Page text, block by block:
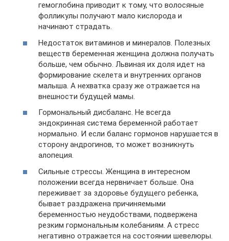
гемоглобина приводит к тому, что волосяные
фолликулы получают мало кислорода и
начинают страдать.
Недостаток витаминов и минералов. Полезных
веществ беременная женщина должна получать
больше, чем обычно. Львиная их доля идет на
формирование скелета и внутренних органов
малыша. А нехватка сразу же отражается на
внешности будущей мамы.
Гормональный дисбаланс. Не всегда
эндокринная система беременной работает
нормально. И если баланс гормонов нарушается в
сторону андрогинов, то может возникнуть
алопеция.
Сильные стрессы. Женщина в интересном
положении всегда нервничает больше. Она
переживает за здоровье будущего ребенка,
бывает раздражена причиняемыми
беременностью неудобствами, подвержена
резким гормональным колебаниям. А стресс
негативно отражается на состоянии шевелюры.